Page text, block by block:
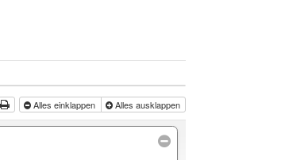
Alles einklappen Alles ausklappen